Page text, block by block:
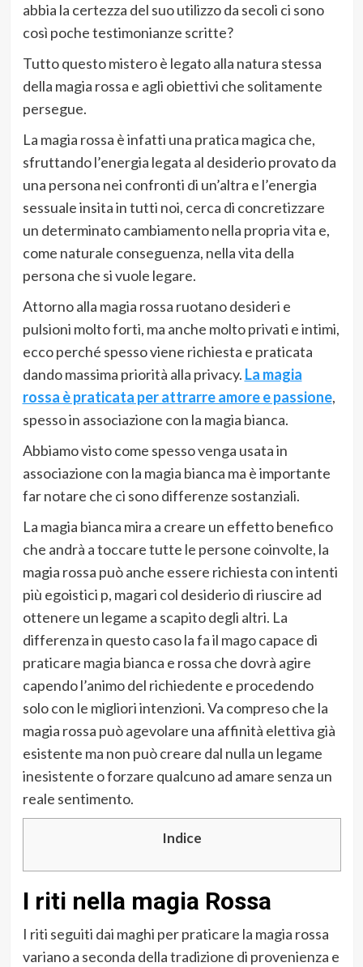
abbia la certezza del suo utilizzo da secoli ci sono
così poche testimonianze scritte?
Tutto questo mistero è legato alla natura stessa
della magia rossa e agli obiettivi che solitamente
persegue.
La magia rossa è infatti una pratica magica che,
sfruttando l’energia legata al desiderio provato da
una persona nei confronti di un’altra e l’energia
sessuale insita in tutti noi, cerca di concretizzare
un determinato cambiamento nella propria vita e,
come naturale conseguenza, nella vita della
persona che si vuole legare.
Attorno alla magia rossa ruotano desideri e
pulsioni molto forti, ma anche molto privati e intimi,
ecco perché spesso viene richiesta e praticata
dando massima priorità alla privacy. La magia
rossa è praticata per attrarre amore e passione,
spesso in associazione con la magia bianca.
Abbiamo visto come spesso venga usata in
associazione con la magia bianca ma è importante
far notare che ci sono differenze sostanziali.
La magia bianca mira a creare un effetto benefico
che andrà a toccare tutte le persone coinvolte, la
magia rossa può anche essere richiesta con intenti
più egoistici p, magari col desiderio di riuscire ad
ottenere un legame a scapito degli altri. La
differenza in questo caso la fa il mago capace di
praticare magia bianca e rossa che dovrà agire
capendo l’animo del richiedente e procedendo
solo con le migliori intenzioni. Va compreso che la
magia rossa può agevolare una affinità elettiva già
esistente ma non può creare dal nulla un legame
inesistente o forzare qualcuno ad amare senza un
reale sentimento.
Indice
I riti nella magia Rossa
I riti seguiti dai maghi per praticare la magia rossa
variano a seconda della tradizione di provenienza e